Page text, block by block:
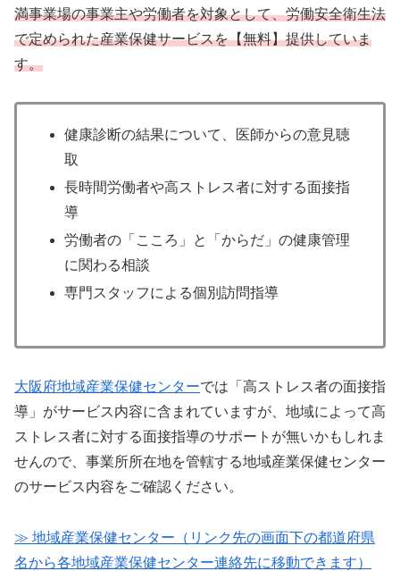
満事業場の事業主や労働者を対象として、労働安全衛生法
で定められた産業保健サービスを【無料】提供していま
す。
健康診断の結果について、医師からの意見聴
取
長時間労働者や高ストレス者に対する面接指
導
労働者の「こころ」と「からだ」の健康管理
に関わる相談
専門スタッフによる個別訪問指導
大阪府地域産業保健センターでは「高ストレス者の面接指
導」がサービス内容に含まれていますが、地域によって高
ストレス者に対する面接指導のサポートが無いかもしれま
せんので、事業所所在地を管轄する地域産業保健センター
のサービス内容をご確認ください。
≫ 地域産業保健センター（リンク先の画面下の都道府県
名から各地域産業保健センター連絡先に移動できます）